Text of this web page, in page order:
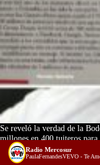
Se reveló la verdad de la
millones en 400 tuiteros para
Radio Mercosur